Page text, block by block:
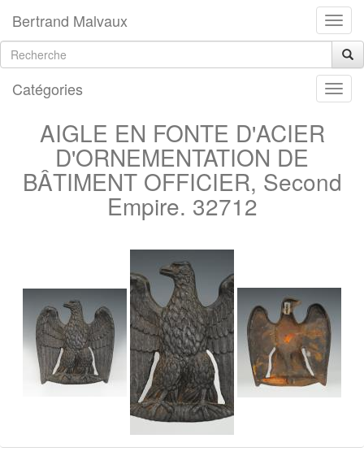
Bertrand Malvaux
Catégories
AIGLE EN FONTE D'ACIER
D'ORNEMENTATION DE
BÂTIMENT OFFICIER, Second
Empire. 32712